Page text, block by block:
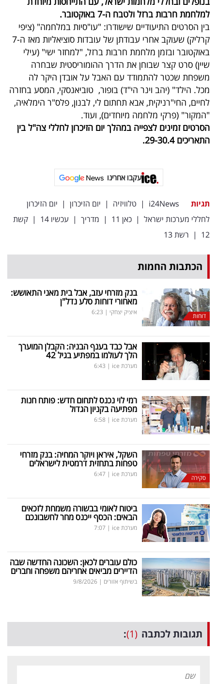
למלחמת חרבות ברזל ולטבח ה-7 באוקטובר.
בין הסרטים התיעודיים שישודרו: "עו"סיות במלחמה" (ציפי
קרליק) שעוקב אחרי עבודתן של עובדות סוציאליות מאז ה-7
באוקטובר ובזמן מלחמת חרבות ברזל, "למחזר ישי" (עילי
שיין) סרט קצר שבוחן את הדרך ההומוריסטית שבחרה
משפחת שכטר להתמודד עם האבל על אובדן היקר לה
מכל. הילד" (יהב וינר הי"ד) בופור, טוביאנסקי, המסע בחזרה
לחיים, החי"רניקית, אבא תחתום לי, לבנון, פלס"ר הימלאיה,
"המקור" (פרקי מלחמה מיוחדים), ועוד.
הסרטים זמינים לצפייה במהלך יום הזיכרון לחללי צה"ל בין
התאריכים 29-30.4.
עקבו אחרינו
תגיות i24News
| טלוויזיה | יום הזיכרון | יום הזיכרון
לחללי מערכות ישראל | כאן 11 | מדריך | עכשיו 14 | קשת
12
| רשת 13
הכתבות החמות
דוחות
בנק מזרחי עזב, אבל בית מאני התאושש:
מאחורי דוחות סלע נדל"ן
איציק יצחקי |
6:23
אבל כבד בענף הבניה: הקבלן המוערך
הלך לעולמו במפתיע בגיל 42
מערכת ice |
6:43
רמי לוי נכנס לתחום חדש: פותח חנות
מפתיעה בקניון הגדול
מערכת ice |
6:58
סקירה
השקל, איראן ויוקר המחיה: בנק מזרחי
טפחות בתחזית דרמטית לישראלים
מערכת ice |
6:47
ביטוח לאומי בבשורה משמחת לזכאים
הבאים: הכסף ייכנס מחר לחשבונכם
מערכת ice |
7:07
כולם עוברים לכאן: השכונה החדשה שבה
הדיירים מביאים אחריהם משפחה וחברים
בשיתוף אזורים |
9/8/2026
תגובות לכתבה (1)
: